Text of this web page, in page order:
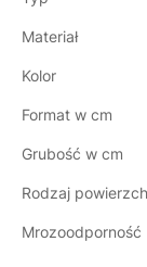
Materiał
Kolor
Format w cm
Grubość w cm
Rodzaj
Mrozoodporność